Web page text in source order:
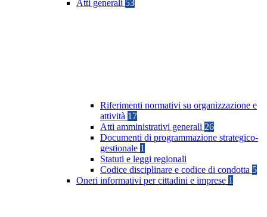
Atti generali 53
Riferimenti normativi su organizzazione e
attività 17
Atti amministrativi generali 26
Documenti di programmazione strategico-
gestionale 1
Statuti e leggi regionali
Codice disciplinare e codice di condotta 5
Oneri informativi per cittadini e imprese 1